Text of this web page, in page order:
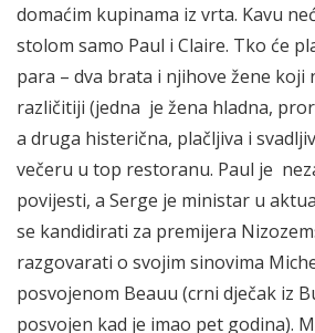
domaćim kupinama iz vrta. Kavu
stolom samo Paul i Claire. Tko će
para – dva brata i njihove žene koji
različitiji (jedna je žena hladna,
a druga histerična, plačljiva i
večeru u top restoranu. Paul je
povijesti, a Serge je ministar u
se kandidirati za premijera
razgovarati o svojim sinovima
posvojenom Beauu (crni dječak iz
posvojen kad je imao pet godina).